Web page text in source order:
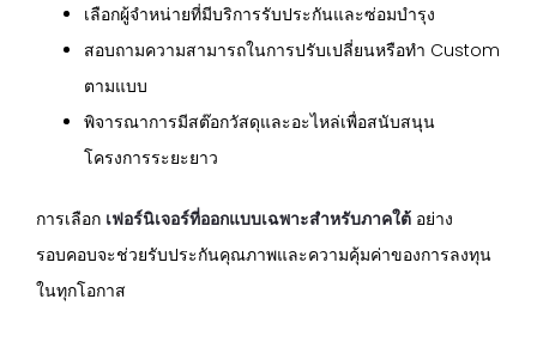
เลือกผู้จำหน่ายที่มีบริการรับประกันและซ่อมบำรุง
สอบถามความสามารถในการปรับเปลี่ยนหรือทำ Custom
ตามแบบ
พิจารณาการมีสต๊อกวัสดุและอะไหล่เพื่อสนับสนุน
โครงการระยะยาว
การเลือก เฟอร์นิเจอร์ที่ออกแบบเฉพาะสำหรับภาคใต้ อย่าง
รอบคอบจะช่วยรับประกันคุณภาพและความคุ้มค่าของการลงทุน
ในทุกโอกาส